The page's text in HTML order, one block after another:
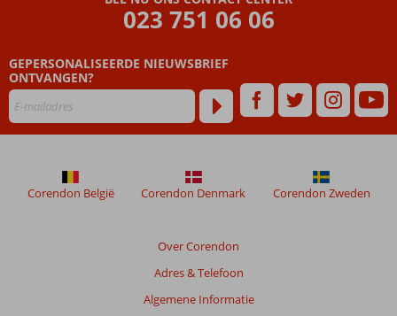
dan
48
niet
weergegeven
om
023 751 06 06
GEPERSONALISEERDE NIEUWSBRIEF
ONTVANGEN?
Over Corendon
Adres & Telefoon
Algemene Informatie
Corendon België Corendon Denmark Corendon Zweden